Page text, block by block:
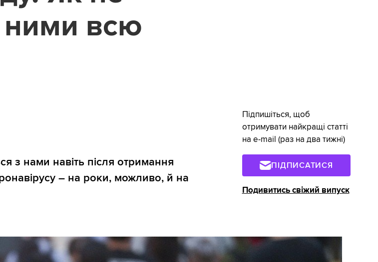
ними всю
з нами навіть після отримання
– на роки, можливо, й на
Підпишіться, щоб
отримувати найкращі статті
на e-mail (раз на два тижні)
ПІДПИСАТИСЯ
Подивитись свіжий випуск